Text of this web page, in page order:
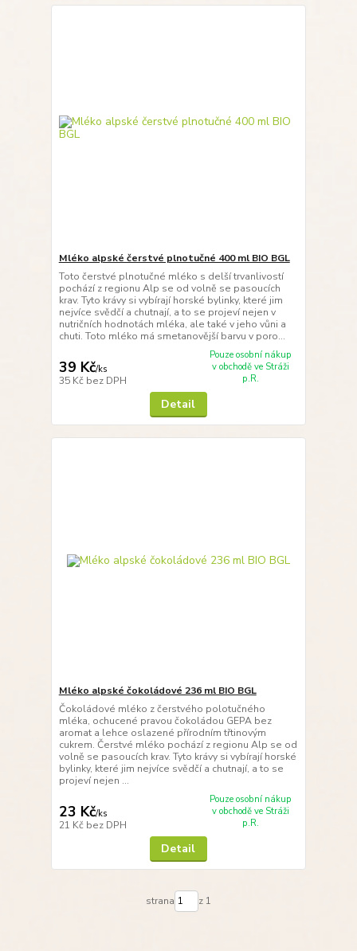
Mléko alpské čerstvé plnotučné 400 ml BIO BGL
Toto čerstvé plnotučné mléko s delší trvanlivostí
pochází z regionu Alp se od volně se pasoucích
krav. Tyto krávy si vybírají horské bylinky, které jim
nejvíce svědčí a chutnají, a to se projeví nejen v
nutričních hodnotách mléka, ale také v jeho vůni a
chuti. Toto mléko má smetanovější barvu v poro...
39 Kč/ks
35 Kč bez DPH
Pouze osobní nákup
v obchodě ve Stráži
p.R.
Detail
Mléko alpské čokoládové 236 ml BIO BGL
Čokoládové mléko z čerstvého polotučného
mléka, ochucené pravou čokoládou GEPA bez
aromat a lehce oslazené přírodním třtinovým
cukrem. Čerstvé mléko pochází z regionu Alp se od
volně se pasoucích krav. Tyto krávy si vybírají horské
bylinky, které jim nejvíce svědčí a chutnají, a to se
projeví nejen ...
23 Kč/ks
21 Kč bez DPH
Pouze osobní nákup
v obchodě ve Stráži
p.R.
Detail
strana z 1